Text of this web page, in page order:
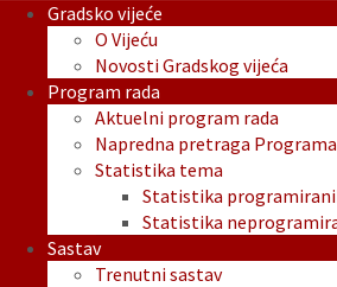
Gradsko vijeće
O Vijeću
Novosti Gradskog vijeća
Program rada
Aktuelni program rada
Napredna pretraga
Statistika tema
Statistika
Statistika
Sastav
Trenutni sastav